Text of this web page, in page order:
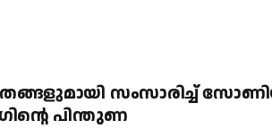
തങ്ങളുമായി സംസാരിച്ച്
പിന്തുണ